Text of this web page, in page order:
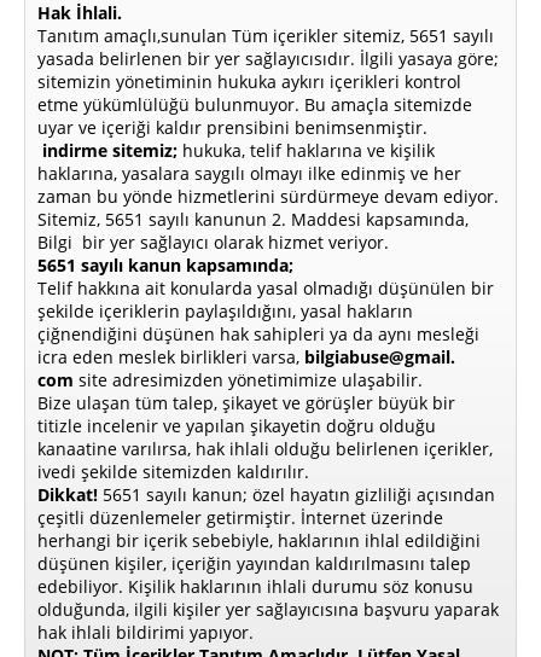
Hak İhlali.
Tanıtım amaçlı,sunulan Tüm içerikler sitemiz, 5651 sayılı
yasada belirlenen bir yer sağlayıcısıdır. İlgili yasaya göre;
sitemizin yönetiminin hukuka aykırı içerikleri kontrol
etme yükümlülüğü bulunmuyor. Bu amaçla sitemizde
uyar ve içeriği kaldır prensibini benimsenmiştir.
indirme sitemiz; hukuka, telif haklarına ve kişilik
haklarına, yasalara saygılı olmayı ilke edinmiş ve her
zaman bu yönde hizmetlerini sürdürmeye devam ediyor.
Sitemiz, 5651 sayılı kanunun 2. Maddesi kapsamında,
Bilgi bir yer sağlayıcı olarak hizmet veriyor.
5651 sayılı kanun kapsamında;
Telif hakkına ait konularda yasal olmadığı düşünülen bir
şekilde içeriklerin paylaşıldığını, yasal hakların
çiğnendiğini düşünen hak sahipleri ya da aynı mesleği
icra eden meslek birlikleri varsa, bilgiabuse@gmail.
com site adresimizden yönetimimize ulaşabilir.
Bize ulaşan tüm talep, şikayet ve görüşler büyük bir
titizle incelenir ve yapılan şikayetin doğru olduğu
kanaatine varılırsa, hak ihlali olduğu belirlenen içerikler,
ivedi şekilde sitemizden kaldırılır.
Dikkat! 5651 sayılı kanun; özel hayatın gizliliği açısından
çeşitli düzenlemeler getirmiştir. İnternet üzerinde
herhangi bir içerik sebebiyle, haklarının ihlal edildiğini
düşünen kişiler, içeriğin yayından kaldırılmasını talep
edebiliyor. Kişilik haklarının ihlali durumu söz konusu
olduğunda, ilgili kişiler yer sağlayıcısına başvuru yaparak
hak ihlali bildirimi yapıyor.